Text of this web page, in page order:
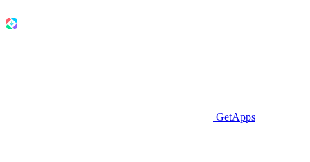
GetApps